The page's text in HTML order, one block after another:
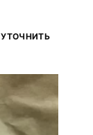
УТОЧНИТЬ